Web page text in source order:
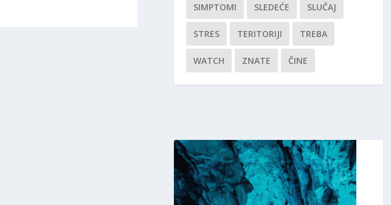
SIMPTOMI SLEDEĆE SLUČAJ
STRES TERITORIJI TREBA
WATCH ZNATE ČINE